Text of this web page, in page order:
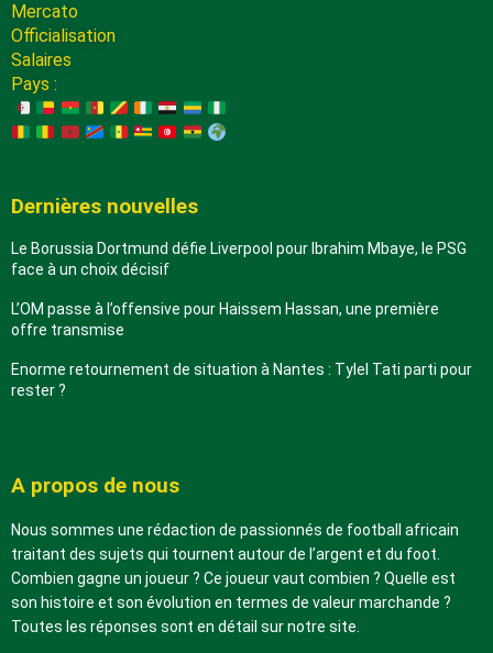
Mercato
Officialisation
Salaires
Pays :
Dernières nouvelles
Le Borussia Dortmund défie Liverpool pour Ibrahim Mbaye, le PSG
face à un choix décisif
L’OM passe à l’offensive pour Haissem Hassan, une première
offre transmise
Enorme retournement de situation à Nantes : Tylel Tati parti pour
rester ?
A propos de nous
Nous sommes une rédaction de passionnés de football africain
traitant des sujets qui tournent autour de l’argent et du foot.
Combien gagne un joueur ? Ce joueur vaut combien ? Quelle est
son histoire et son évolution en termes de valeur marchande ?
Toutes les réponses sont en détail sur notre site.